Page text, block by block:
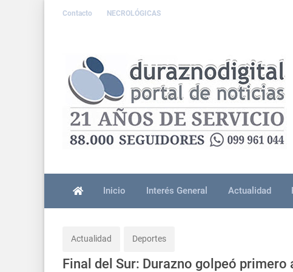
Contacto NECROLÓGICAS
Inicio Interés General Actualidad
Actualidad Deportes
Final del Sur: Durazno golpeó primero